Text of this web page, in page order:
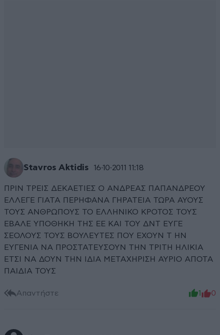
Stavros Aktidis 16·10·2011 11:18
ΠΡΙΝ ΤΡΕΙΣ ΔΕΚΑΕΤΙΕΣ Ο ΑΝΔΡΕΑΣ ΠΑΠΑΝΔΡΕΟΥ
ΕΛΛΕΓΕ ΓΙΑΤΑ ΠΕΡΗΦΑΝΑ ΓΗΡΑΤΕΙΑ ΤΩΡΑ ΑΥΟΥΣ
ΤΟΥΣ ΑΝΘΡΩΠΟΥΣ ΤΟ ΕΛΛΗΝΙΚΟ ΚΡΟΤΟΣ ΤΟΥΣ
ΕΒΑΛΕ ΥΠΟΘΗΚΗ ΤΗΣ ΕΕ ΚΑΙ ΤΟΥ ΔΝΤ ΕΥΓΕ
ΣΕΟΛΟΥΣ ΤΟΥΣ ΒΟΥΛΕΥΤΕΣ ΠΟΥ ΕΧΟΥΝ Τ ΗΝ
ΕΥΓΕΝΙΑ ΝΑ ΠΡΟΣΤΑΤΕΥΣΟΥΝ ΤΗΝ ΤΡΙΤΗ ΗΛΙΚΙΑ
ΕΤΣΙ ΝΑ ΔΟΥΝ ΤΗΝ ΙΔΙΑ ΜΕΤΑΧΗΡΙΣΗ ΑΥΡΙΟ ΑΠΟΤΑ
ΠΑΙΔΙΑ ΤΟΥΣ
Απαντήστε 1 0